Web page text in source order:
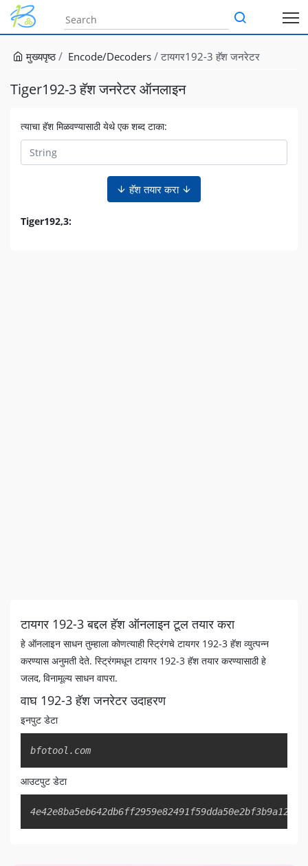
मुख्यपृष्ठ Encode/Decoders टायगर192-3 हॅश जनरेटर
Tiger192-3 हॅश जनरेटर ऑनलाइन
त्याचा हॅश मिळवण्यासाठी येथे एक शब्द टाका:
हॅश तयार करा
Tiger192,3:
टायगर 192-3 बद्दल हॅश ऑनलाइन टूल तयार करा
हे ऑनलाइन साधन तुम्हाला कोणत्याही स्ट्रिंगचे टायगर 192-3 हॅश व्युत्पन्न
करण्यास अनुमती देते. स्ट्रिंगमधून टायगर 192-3 हॅश तयार करण्यासाठी हे
जलद, विनामूल्य साधन वापरा.
वाघ 192-3 हॅश जनरेटर उदाहरण
इनपुट डेटा
bfotool.com
आउटपुट डेटा
4e42e8ba5eb642db6ff2959e82491f59dda50e2bf3b9a126
Copy